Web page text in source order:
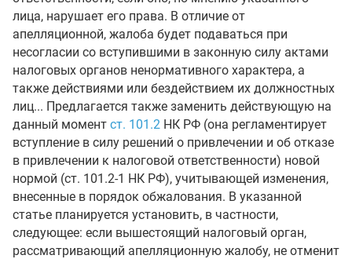
лица, нарушает его права. В отличие от
апелляционной, жалоба будет подаваться при
несогласии со вступившими в законную силу актами
налоговых органов ненормативного характера, а
также действиями или бездействием их должностных
лиц... Предлагается также заменить действующую на
данный момент ст. 101.2 НК РФ (она регламентирует
вступление в силу решений о привлечении и об отказе
в привлечении к налоговой ответственности) новой
нормой (ст. 101.2-1 НК РФ), учитывающей изменения,
внесенные в порядок обжалования. В указанной
статье планируется установить, в частности,
следующее: если вышестоящий налоговый орган,
рассматривающий апелляционную жалобу, не отменит